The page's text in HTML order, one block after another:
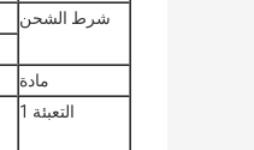
شرط الشحن
مادة
التعبئة 1